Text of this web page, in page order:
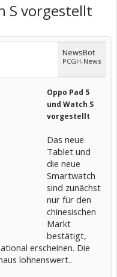
S vorgestellt
NewsBot
PCGH-News
Oppo Pad 5
und Watch S
vorgestellt
Das neue
Tablet und
die neue
Smartwatch
sind zunächst
nur für den
chinesischen
Markt
bestätigt,
erscheinen. Die
lohnenswert..